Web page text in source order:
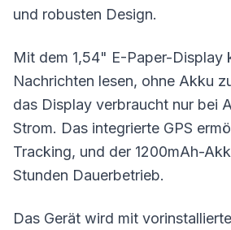
und robusten Design.
Mit dem 1,54" E-Paper-Display
Nachrichten lesen, ohne Akku
das Display verbraucht nur bei
Strom. Das integrierte GPS
Tracking, und der 1200mAh-
Stunden Dauerbetrieb.
Das Gerät wird mit